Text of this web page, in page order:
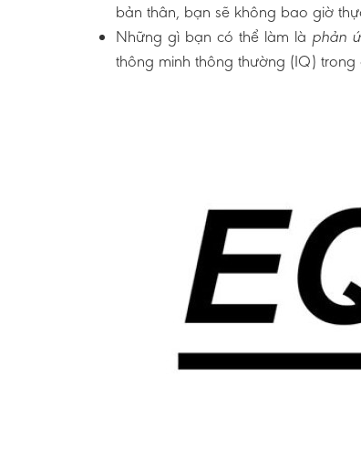
bản thân, bạn sẽ không bao giờ
Những gì bạn có thể làm là phản
thông minh thông thường (IQ)